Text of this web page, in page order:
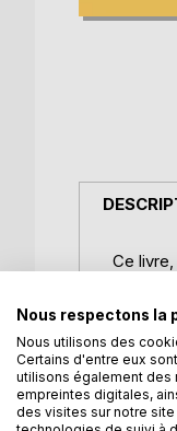
Ce
-
- Qui a
-
Nous respectons la
Nous utilisons des
Certains d'entre eux
utilisons également
empreintes digitales,
des visites sur notre